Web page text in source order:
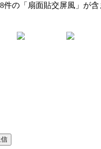
の「扇面貼交屏風」が含